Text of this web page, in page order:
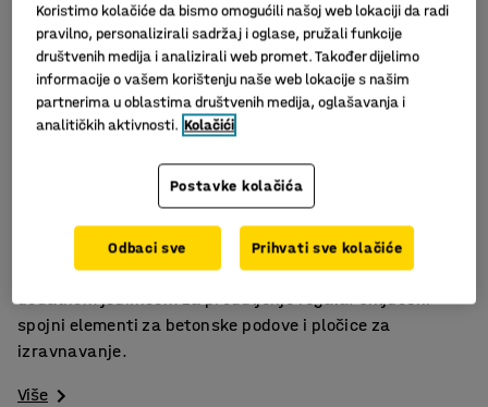
Dizajn koji štedi prostor
Ispunjava sigurnosne zahtjeve
Versatile additional section for the ULTIMATE pallet rack.
Koristite u kombinaciji s osnovnom jedinicom ili
dodatnom jedinicom za produljenje regala. Uključeni
spojni elementi za betonske podove i pločice za
izravnavanje.
Više
Koristimo kolačiće da bismo omogućili našoj web lokaciji da radi
pravilno, personalizirali sadržaj i oglase, pružali funkcije
društvenih medija i analizirali web promet. Također dijelimo
informacije o vašem korištenju naše web lokacije s našim
partnerima u oblastima društvenih medija, oglašavanja i
analitičkih aktivnosti. Kolačići
Postavke kolačića
Odbaci sve Prihvati sve kolačiće